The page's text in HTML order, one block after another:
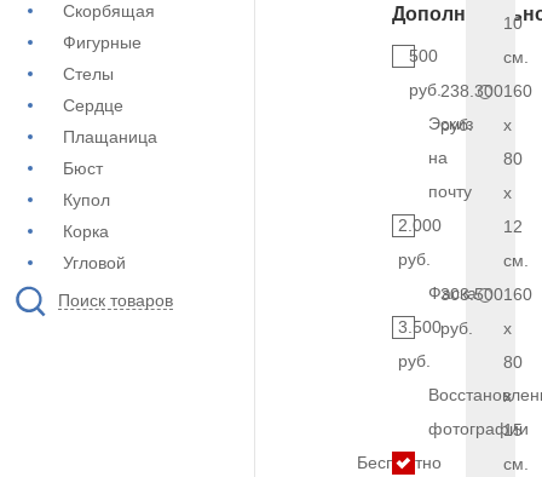
Скорбящая
Фигурные
Стелы
Сердце
Плащаница
Бюст
Купол
Корка
Угловой
Поиск товаров
500
руб.
Эскиз
на
почту
2.000
руб.
Фаска
3.500
руб.
фотографии
Бесплатно
10
см.
238.300
руб.
160
x
80
x
12
см.
303.500
руб.
160
x
80
x
15
см.